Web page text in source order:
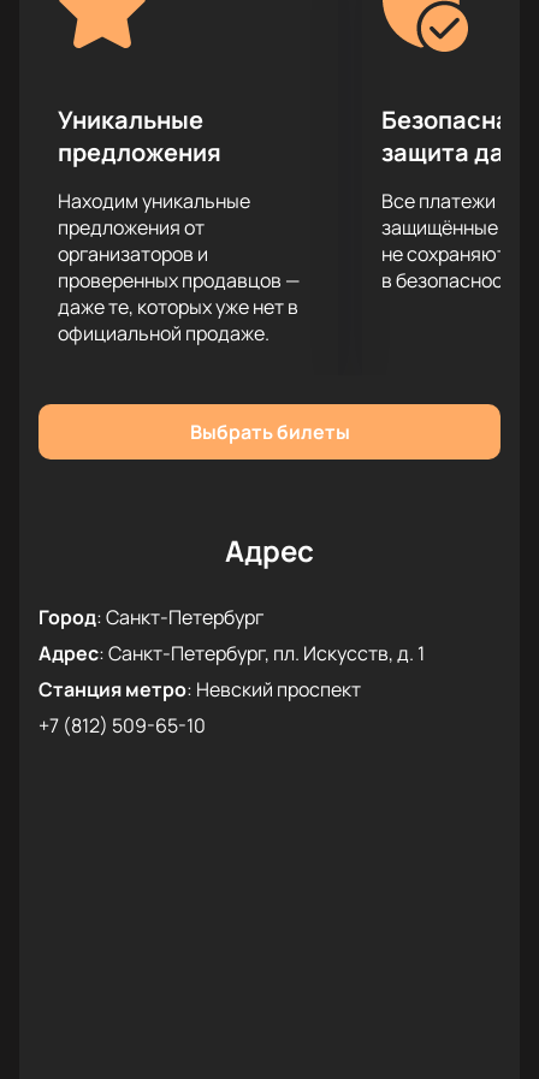
невестой, на бесчувственную, механическую куклу.
Яркие номера, отличная хореография, прекрасная
билеты на балет «Коппелия» уже сейчас!
Уникальные
предложения
Находим уникальные
предложения от
организаторов и
проверенных продавцов —
даже те, которых уже нет в
официальной продаже.
Безопасная
защита
Все платежи
защищённые
не сохраняются
в безопасности.
Выбрать билеты
Адрес
Город:Санкт-Петербург
Адрес:Санкт-Петербург, пл. Искусств, д. 1
Станция метро: Невский проспект
+7 (812) 509-65-10